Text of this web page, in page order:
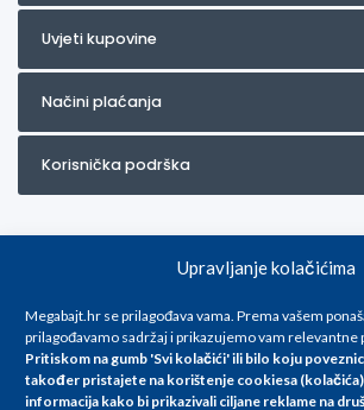
Upravljanje kolačićima
Megabajt.hr se prilagođava vama. Prema vašem
prilagođavamo sadržaj i prikazujemo vam relevantne
Pritiskom na gumb 'Svi kolačići' ili bilo koju
također pristajete na korištenje cookiesa
informacija kako bi prikazivali ciljane reklame na
Uvjeti kupovine
Načini plaćanja
Korisnička podrška
Za artikle kojih trenutno nema u ponudi obratite
info@megabajt.hr. Sve cijene su informativnog